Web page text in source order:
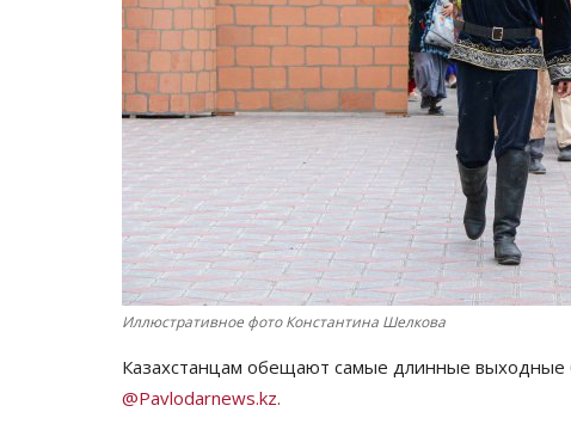
Иллюстративное фото Константина Шелкова
Казахстанцам обещают самые длинные выходные
@Pavlodarnews.kz.